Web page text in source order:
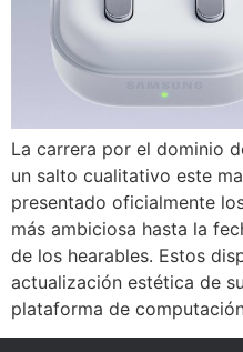
La carrera por el dominio
un salto cualitativo este
presentado oficialmente
más ambiciosa hasta la
de los hearables. Estos
actualización estética de
plataforma de